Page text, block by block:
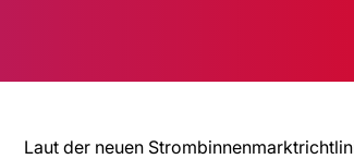
Laut der neuen